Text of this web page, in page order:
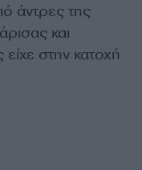
άντρες της
και
στην κατοχή